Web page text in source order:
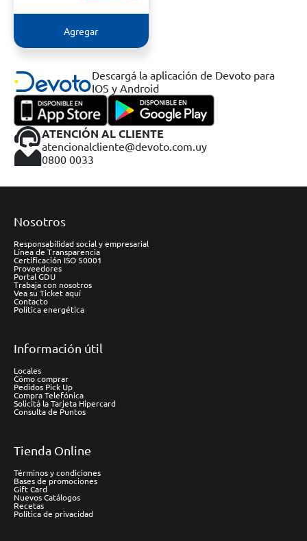
Agregar
Descargá la aplicación de Devoto para
IOS y Android
ATENCIÓN AL CLIENTE
atencionalcliente@devoto.com.uy
0800 0033
Nosotros
Responsabilidad social y empresarial
Línea de Transparencia
Certificación ISO 50001
Proveedores
Portal GDU
Trabaja con nosotros
Vea su Ticket aquí
Contacto
Política energética
Información útil
Locales
Cómo comprar
Pedidos Pick Up
Compra Telefónica
Solicitá la Tarjeta Hipercard
Consulta de Puntos
Tienda Online
Términos y condiciones
Bases de promociones
Gift Card
Nuevos Catálogos
Recetas
Política de privacidad